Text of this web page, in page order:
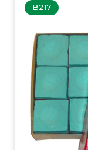
B217